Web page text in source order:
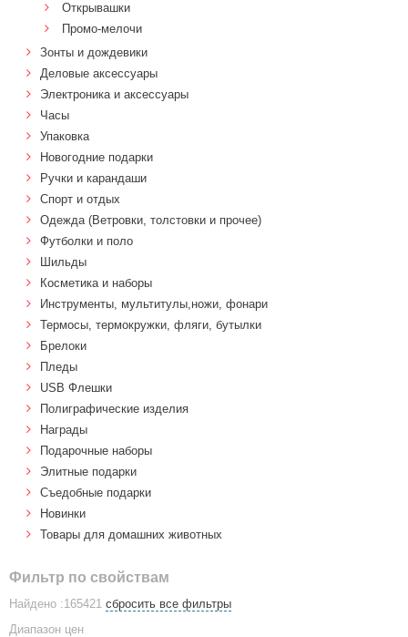
Открывашки
Промо-мелочи
Зонты и дождевики
Деловые аксессуары
Электроника и аксессуары
Часы
Упаковка
Новогодние подарки
Ручки и карандаши
Спорт и отдых
Одежда (Ветровки, толстовки и прочее)
Футболки и поло
Шильды
Косметика и наборы
Инструменты, мультитулы,ножи, фонари
Термосы, термокружки, фляги, бутылки
Брелоки
Пледы
USB Флешки
Полиграфические изделия
Награды
Подарочные наборы
Элитные подарки
Cъедобные подарки
Новинки
Товары для домашних животных
Фильтр по свойствам
Найдено :165421 сбросить все фильтры
Диапазон цен